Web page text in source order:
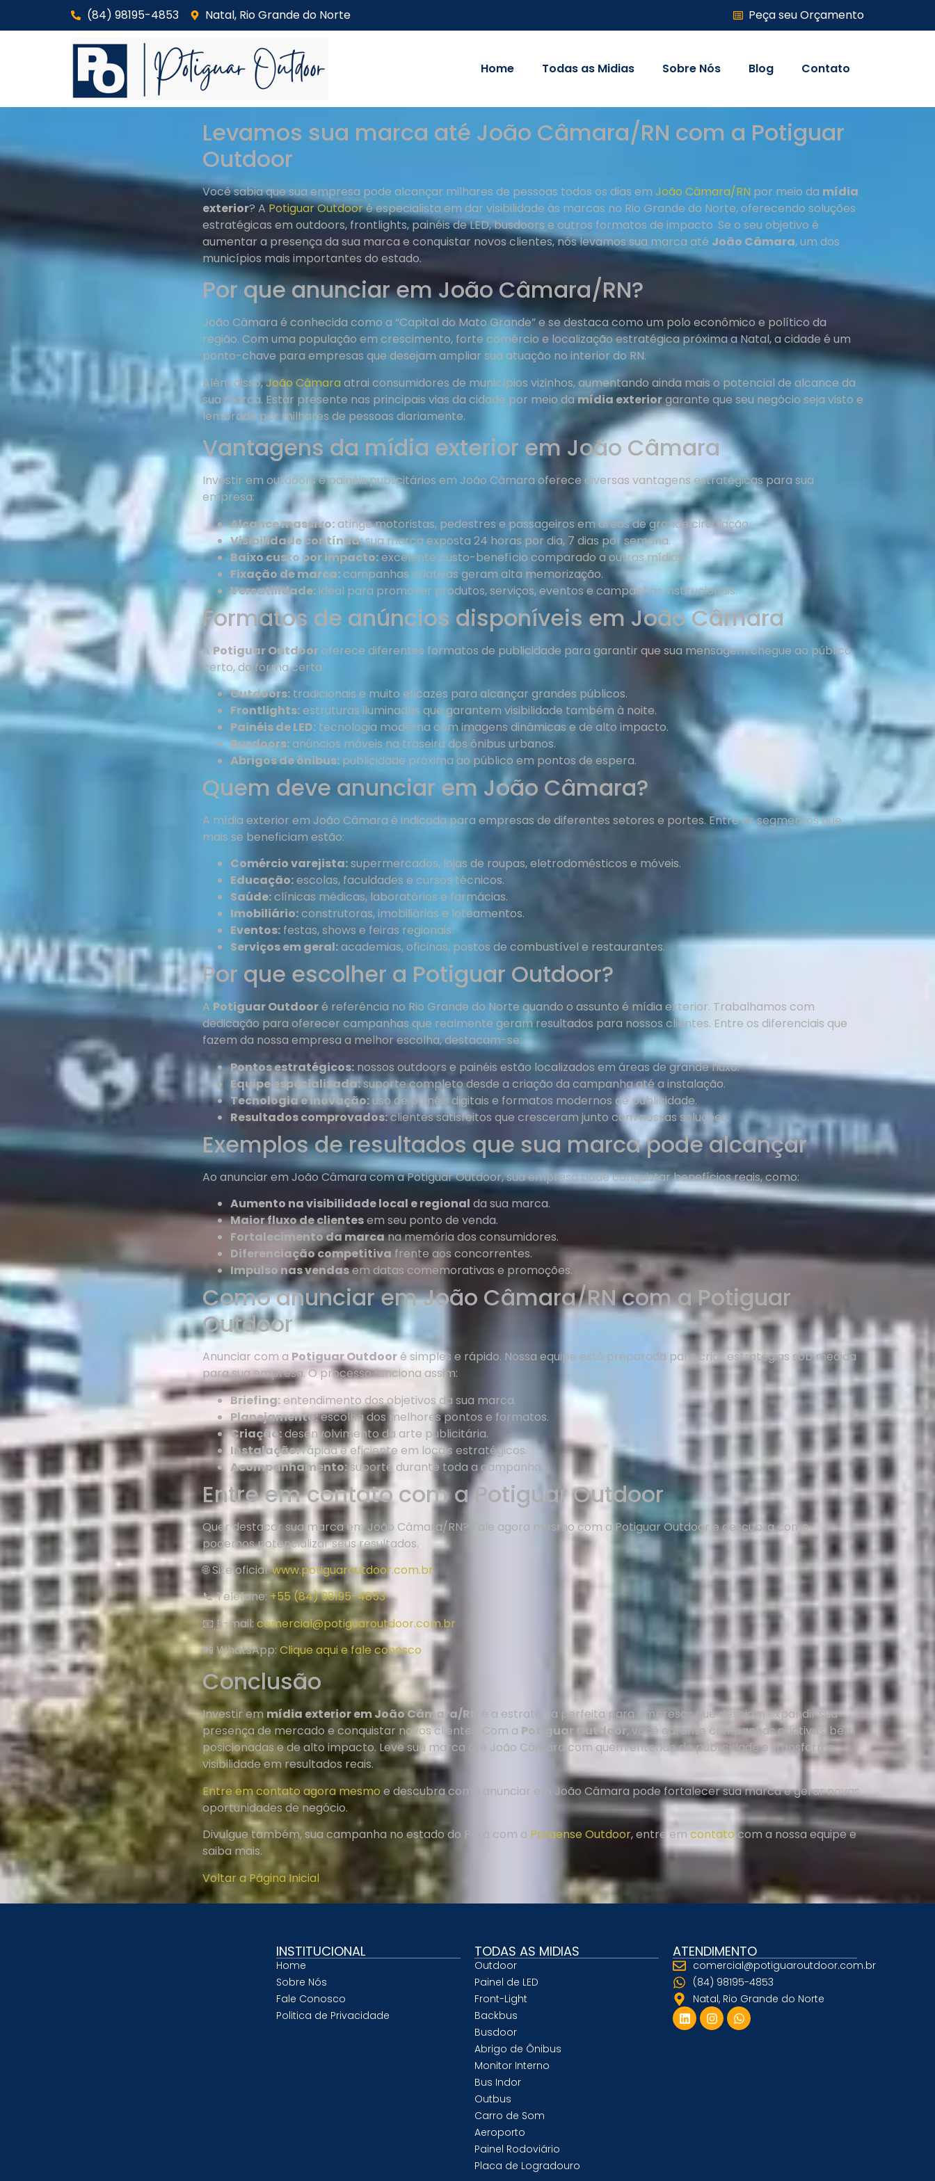
(84) 98195-4853 Natal, Rio Grande do Norte Peça seu Orçamento
Home Todas as Midias Sobre Nós Blog Contato
Levamos sua marca até João Câmara/RN com a Potiguar
Outdoor
Você sabia que sua empresa pode alcançar milhares de pessoas todos os dias emJoão Câmara/RN por meio da mídia
exterior? A Potiguar Outdooré especialista em dar visibilidade às marcas no Rio Grande do Norte, oferecendo soluções
estratégicas em outdoors, frontlights, painéis de LED, busdoors e outros formatos de impacto. Se o seu objetivo é
aumentar a presença da sua marca e conquistar novos clientes, nós levamos sua marca até João Câmara, um dos
municípios mais importantes do estado.
Por que anunciar em João Câmara/RN?
João Câmara é conhecida como a “Capital do Mato Grande” e se destaca como um polo econômico e político da
região. Com uma população em crescimento, forte comércio e localização estratégica próxima a Natal, a cidade é um
ponto-chave para empresas que desejam ampliar sua atuação no interior do RN.
Além disso,João Câmara atrai consumidores de municípios vizinhos, aumentando ainda mais o potencial de alcance da
sua marca. Estar presente nas principais vias da cidade por meio damídia exteriorgarante que seu negócio seja visto e
lembrado por milhares de pessoas diariamente.
Vantagens da mídia exterior em João Câmara
Investir em outdoors e painéis publicitários em João Câmara oferece diversas vantagens estratégicas para sua
empresa:
Alcance massivo:atinge motoristas, pedestres e passageiros em áreas de grande circulação.
Visibilidade contínua:sua marca exposta 24 horas por dia, 7 dias por semana.
Baixo custo por impacto:excelente custo-benefício comparado a outras mídias.
Fixação de marca:campanhas criativas geram alta memorização.
Versatilidade:ideal para promover produtos, serviços, eventos e campanhas institucionais.
Formatos de anúncios disponíveis em João Câmara
A Potiguar Outdoor oferece diferentes formatos de publicidade para garantir que sua mensagem chegue ao público
certo, da forma certa:
Outdoors: tradicionais e muito eficazes para alcançar grandes públicos.
Frontlights:estruturas iluminadas que garantem visibilidade também à noite.
Painéis de LED: tecnologia moderna com imagens dinâmicas e de alto impacto.
Busdoors: anúncios móveis na traseira dos ônibus urbanos.
Abrigos de ônibus: publicidade próxima ao público em pontos de espera.
Quem deve anunciar em João Câmara?
A mídia exterior em João Câmara é indicada para empresas de diferentes setores e portes. Entre os segmentos que
mais se beneficiam estão:
Comércio varejista:supermercados, lojas de roupas, eletrodomésticos e móveis.
Educação:escolas, faculdades e cursos técnicos.
Saúde:clínicas médicas, laboratórios e farmácias.
Imobiliário:construtoras, imobiliárias e loteamentos.
Eventos: festas, shows e feiras regionais.
Serviços em geral:academias, oficinas, postos de combustível e restaurantes.
Por que escolher a Potiguar Outdoor?
A Potiguar Outdooré referência no Rio Grande do Norte quando o assunto é mídia exterior. Trabalhamos com
dedicação para oferecer campanhas que realmente geram resultados para nossos clientes. Entre os diferenciais que
fazem da nossa empresa a melhor escolha, destacam-se:
Pontos estratégicos: nossos outdoors e painéis estão localizados em áreas de grande fluxo.
Equipe especializada:suporte completo desde a criação da campanha até a instalação.
Tecnologia e inovação: uso de painéis digitais e formatos modernos de publicidade.
Resultados comprovados:clientes satisfeitos que cresceram junto com nossas soluções.
Exemplos de resultados que sua marca pode alcançar
Ao anunciar em João Câmara com a Potiguar Outdoor, sua empresa pode conquistar benefícios reais, como:
Aumento na visibilidade local e regional da sua marca.
Maior fluxo de clientesem seu ponto de venda.
Fortalecimento da marcana memória dos consumidores.
Diferenciação competitiva frente aos concorrentes.
Impulso nas vendasem datas comemorativas e promoções.
Como anunciar em João Câmara/RN com a Potiguar
Outdoor
Anunciar com a Potiguar Outdooré simples e rápido. Nossa equipe está preparada para criar estratégias sob medida
para sua empresa. O processo funciona assim:
Briefing:entendimento dos objetivos da sua marca.
Planejamento:escolha dos melhores pontos e formatos.
Criação:desenvolvimento da arte publicitária.
Instalação:rápida e eficiente em locais estratégicos.
Acompanhamento: suporte durante toda a campanha.
Entre em contato com a Potiguar Outdoor
Quer destacar sua marca em João Câmara/RN? Fale agora mesmo com a Potiguar Outdoor e descubra como
podemos potencializar seus resultados.
🌐 Site oficial:www.potiguaroutdoor.com.br
📞 Telefone: +55 (84) 98195-4853
📧 E-mail:comercial@potiguaroutdoor.com.br
📲 WhatsApp:Clique aqui e fale conosco
Conclusão
Investir em mídia exterior em João Câmara/RN
é a estratégia perfeita para empresas que desejam expandir sua
presença de mercado e conquistar novos clientes. Com a Potiguar Outdoor, você garante campanhas criativas, bem
posicionadas e de alto impacto. Leve sua marca até João Câmara com quem entende de publicidade e transforme
visibilidade em resultados reais.
Entre em contato agora mesmo e descubra como anunciar em João Câmara pode fortalecer sua marca e gerar novas
oportunidades de negócio.
Divulgue também, sua campanha no estado do Pará com a Paraense Outdoor, entre emcontato com a nossa equipe e
saiba mais.
Voltar a Página Inicial
INSTITUCIONAL
Home
Sobre Nós
Fale Conosco
Politica de Privacidade
TODAS AS MIDIAS
Outdoor
Painel de LED
Front-Light
Backbus
Busdoor
Abrigo de Ônibus
Monitor Interno
Bus Indor
Outbus
Carro de Som
Aeroporto
Painel Rodoviário
Placa de Logradouro
ATENDIMENTO
comercial@potiguaroutdoor.com.br
(84) 98195-4853
Natal, Rio Grande do Norte